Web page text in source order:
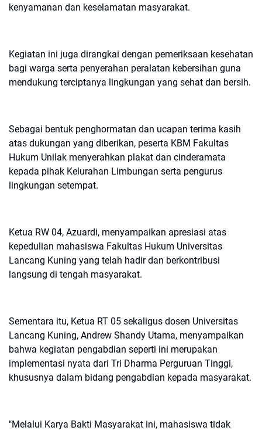
kenyamanan dan keselamatan masyarakat.
Kegiatan ini juga dirangkai dengan pemeriksaan kesehatan
bagi warga serta penyerahan peralatan kebersihan guna
mendukung terciptanya lingkungan yang sehat dan bersih.
Sebagai bentuk penghormatan dan ucapan terima kasih
atas dukungan yang diberikan, peserta KBM Fakultas
Hukum Unilak menyerahkan plakat dan cinderamata
kepada pihak Kelurahan Limbungan serta pengurus
lingkungan setempat.
Ketua RW 04, Azuardi, menyampaikan apresiasi atas
kepedulian mahasiswa Fakultas Hukum Universitas
Lancang Kuning yang telah hadir dan berkontribusi
langsung di tengah masyarakat.
Sementara itu, Ketua RT 05 sekaligus dosen Universitas
Lancang Kuning, Andrew Shandy Utama, menyampaikan
bahwa kegiatan pengabdian seperti ini merupakan
implementasi nyata dari Tri Dharma Perguruan Tinggi,
khususnya dalam bidang pengabdian kepada masyarakat.
"Melalui Karya Bakti Masyarakat ini, mahasiswa tidak